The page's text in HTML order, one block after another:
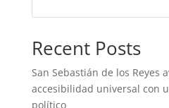
Recent Posts
San Sebastián de los Reyes
accesibilidad universal con
político